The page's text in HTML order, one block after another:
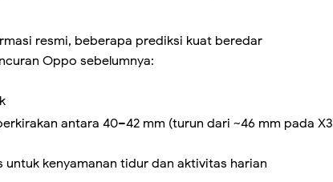
resmi, beberapa prediksi kuat beredar
Oppo sebelumnya:
antara 40–42 mm (turun dari ~46 mm pada X3
untuk kenyamanan tidur dan aktivitas harian